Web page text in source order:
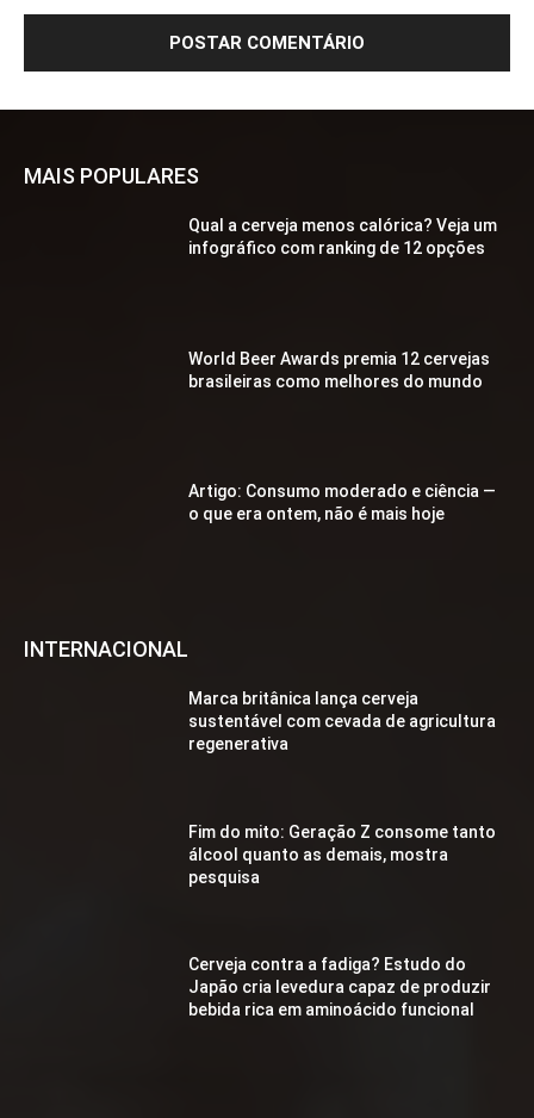
MAIS POPULARES
Qual a cerveja menos calórica? Veja um
infográfico com ranking de 12 opções
World Beer Awards premia 12 cervejas
brasileiras como melhores do mundo
Artigo: Consumo moderado e ciência —
o que era ontem, não é mais hoje
INTERNACIONAL
Marca britânica lança cerveja
sustentável com cevada de agricultura
regenerativa
Fim do mito: Geração Z consome tanto
álcool quanto as demais, mostra
pesquisa
Cerveja contra a fadiga? Estudo do
Japão cria levedura capaz de produzir
bebida rica em aminoácido funcional